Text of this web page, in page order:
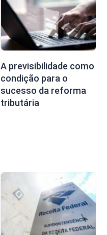
A previsibilidade como
condição para o
sucesso da reforma
tributária